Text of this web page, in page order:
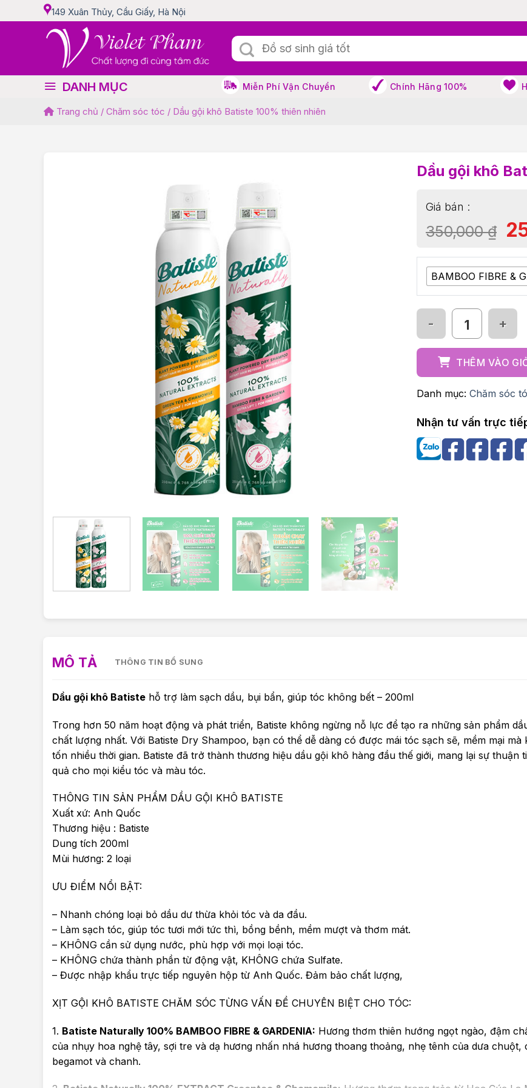
to
149 Xuân Thủy, Cầu Giấy, Hà Nội
Tìm
kiếm:
DANH MỤC Miễn Phí Vận Chuyển Chính Hãng 100%
Trang chủ / Chăm sóc tóc / Dầu gội khô Batiste 100% thiên nhiên
Dầu gội khô
350,000₫
BAMBOO FIBRE &
Dầu gội khô Batiste
THÊM VÀO
Danh mục: Chăm sóc
Nhận tư vấn trực
MÔ TẢ THÔNG TIN BỔ SUNG
Dầu gội khô Batistehỗ trợ làm sạch dầu, bụi bẩn, giúp tóc không bết – 200ml
Trong hơn 50 năm hoạt động và phát triển, Batiste không ngừng nỗ lực để tạo ra những sản phẩm
chất lượng nhất. Với Batiste Dry Shampoo, bạn có thể dễ dàng có được mái tóc sạch sẽ, mềm mại mà
tốn nhiều thời gian. Batiste đã trở thành thương hiệu dầu gội khô hàng đầu thế giới, mang lại sự thuận
quả cho mọi kiểu tóc và màu tóc.
THÔNG TIN SẢN PHẨM DẦU GỘI KHÔ BATISTE
Xuất xứ: Anh Quốc
Thương hiệu : Batiste
Dung tích 200ml
Mùi hương: 2 loại
ƯU ĐIỂM NỔI BẬT:
– Nhanh chóng loại bỏ dầu dư thừa khỏi tóc và da đầu.
– Làm sạch tóc, giúp tóc tươi mới tức thì, bồng bềnh, mềm mượt và thơm mát.
– KHÔNG cần sử dụng nước, phù hợp với mọi loại tóc.
– KHÔNG chứa thành phần từ động vật, KHÔNG chứa Sulfate.
– Được nhập khẩu trực tiếp nguyên hộp từ Anh Quốc. Đảm bảo chất lượng,
XỊT GỘI KHÔ BATISTE CHĂM SÓC TỪNG VẤN ĐỀ CHUYÊN BIỆT CHO TÓC:
1. Batiste Naturally 100% BAMBOO FIBRE & GARDENIA: Hương thơm thiên hướng ngọt ngào, đậm
của nhụy hoa nghệ tây, sợi tre và dạ hương nhấn nhá hương thoang thoảng, nhẹ tênh của dưa chuột,
begamot và chanh.